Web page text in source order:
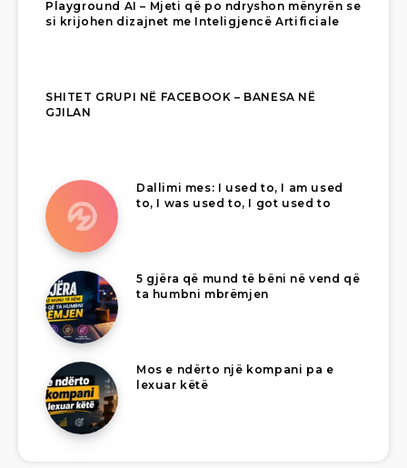
Playground AI – Mjeti që po ndryshon mënyrën se
si krijohen dizajnet me Inteligjencë Artificiale
SHITET GRUPI NË FACEBOOK – BANESA NË
GJILAN
Dallimi mes: I used to, I am used
to, I was used to, I got used to
5 gjëra që mund të bëni në vend që
ta humbni mbrëmjen
Mos e ndërto një kompani pa e
lexuar këtë